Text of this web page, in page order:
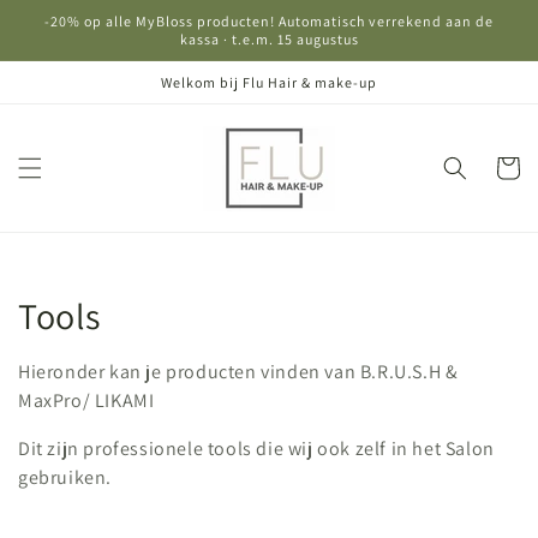
naar de
-20% op alle MyBloss producten! Automatisch verrekend aan de
kassa · t.e.m. 15 augustus
Welkom bij Flu Hair & make-up
C
o
l
l
e
Tools
Hieronder kan je producten vinden van B.R.U.S.H &
MaxPro/ LIKAMI
Dit zijn professionele tools die wij ook zelf in het Salon
gebruiken.